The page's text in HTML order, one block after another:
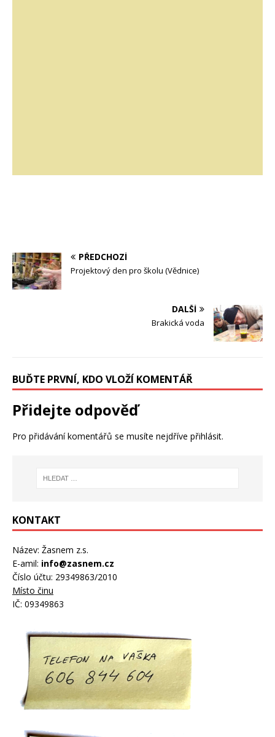
PŘEDCHOZÍ
Projektový den pro školu (Vědnice)
DALŠÍ
Brakická voda
BUĎTE PRVNÍ, KDO VLOŽÍ KOMENTÁŘ
Přidejte odpověď
Pro přidávání komentářů se musíte nejdříve přihlásit.
KONTAKT
Název: Žasnem z.s.
E-amil: info@zasnem.cz
Číslo účtu: 29349863/2010
Místo činu
IČ: 09349863